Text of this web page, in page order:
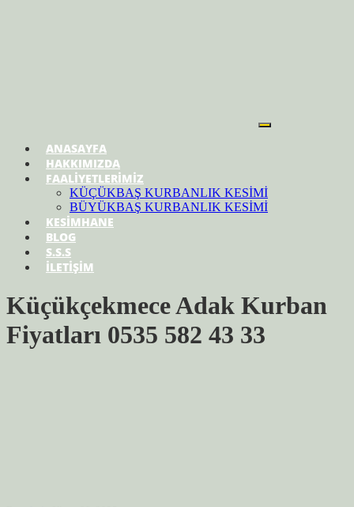
ANASAYFA
HAKKIMIZDA
FAALİYETLERİMİZ
KÜÇÜKBAŞ KURBANLIK KESİMİ
BÜYÜKBAŞ KURBANLIK KESİMİ
KESİMHANE
BLOG
S.S.S
İLETİŞİM
Küçükçekmece Adak Kurban
Fiyatları 0535 582 43 33